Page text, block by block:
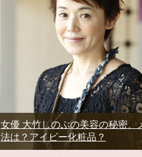
女優 大竹しのぶの美容の秘密、
法は？アイビー化粧品？